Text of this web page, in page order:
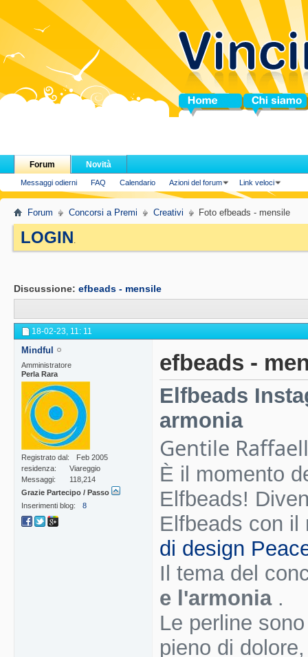
Home Chi siamo
Forum
Messaggi odierni FAQ Calendario Azioni del forum Link veloci
Novità
Forum Concorsi a Premi Creativi Foto efbeads - mensile
LOGIN.
Discussione: efbeads - mensile
18-02-23, 11: 11
Mindful
Amministratore
Perla Rara
Registrato dal
Feb 2005
residenza
Viareggio
Messaggi
118,214
Grazie Partecipo / Passo
Inserimenti blog
8
efbeads -
Elfbeads
armonia
Gentile
È il momento
Elfbeads!
Elfbeads con
di design
Il tema del
e l'armonia.
Le perline
pieno di